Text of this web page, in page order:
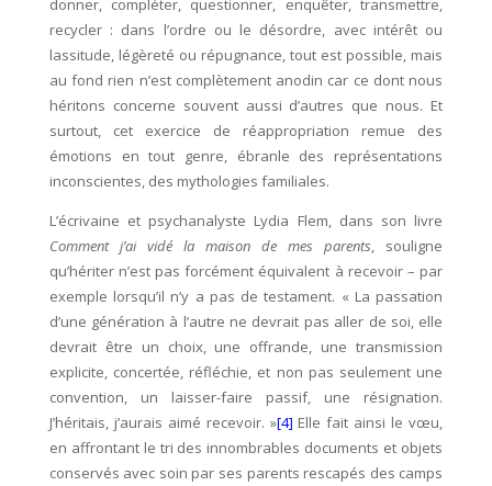
donner, compléter, questionner, enquêter, transmettre,
recycler : dans l’ordre ou le désordre, avec intérêt ou
lassitude, légèreté ou répugnance, tout est possible, mais
au fond rien n’est complètement anodin car ce dont nous
héritons concerne souvent aussi d’autres que nous. Et
surtout, cet exercice de réappropriation remue des
émotions en tout genre, ébranle des représentations
inconscientes, des mythologies familiales.
L’écrivaine et psychanalyste Lydia Flem, dans son livre
Comment j’ai vidé la maison de mes parents, souligne
qu’hériter n’est pas forcément équivalent à recevoir – par
exemple lorsqu’il n’y a pas de testament. « La passation
d’une génération à l’autre ne devrait pas aller de soi, elle
devrait être un choix, une offrande, une transmission
explicite, concertée, réfléchie, et non pas seulement une
convention, un laisser-faire passif, une résignation.
J’héritais, j’aurais aimé recevoir. »[4] Elle fait ainsi le vœu,
en affrontant le tri des innombrables documents et objets
conservés avec soin par ses parents rescapés des camps